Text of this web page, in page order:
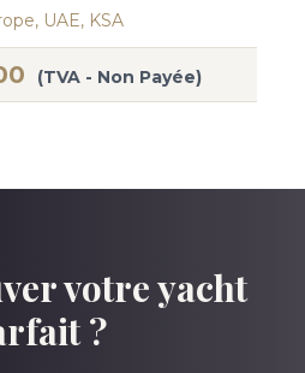
UAE, KSA
(TVA - Non Payée)
votre yacht
?